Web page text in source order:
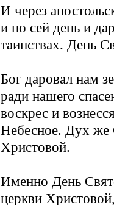
И через
и по сей день и
таинствах. День
Бог даровал нам
ради нашего
воскрес и
Небесное. Дух же
Христовой.
Именно День
церкви